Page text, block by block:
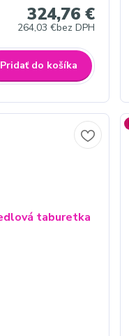
324,76 €
264,03 €bez DPH
Pridať do košíka